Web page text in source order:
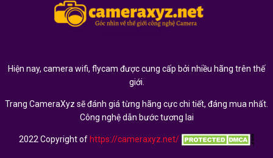
Hiện nay, camera wifi, flycam được cung cấp bởi nhiều hãng trên thế
giới.
Trang CameraXyz sẽ đánh giá từng hãng cực chi tiết, đáng mua nhất.
Công nghệ dẫn bước tương lai
2022 Copyright of https://cameraxyz.net/